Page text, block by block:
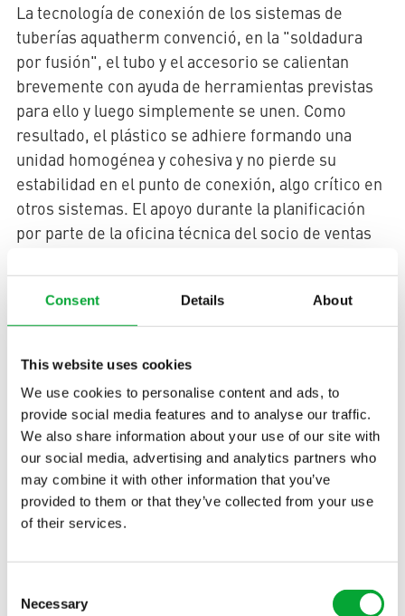
Consent Details About
This website uses cookies
We use cookies to personalise content and ads, to
provide social media features and to analyse our traffic.
We also share information about your use of our site with
our social media, advertising and analytics partners who
may combine it with other information that you’ve
provided to them or that they’ve collected from your use
of their services.
Selection
Necessary
La tecnología de conexión de los sistemas de
tuberías aquatherm convenció, en la "soldadura
por fusión", el tubo y el accesorio se calientan
brevemente con ayuda de herramientas previstas
para ello y luego simplemente se unen. Como
resultado, el plástico se adhiere formando una
unidad homogénea y cohesiva y no pierde su
estabilidad en el punto de conexión, algo crítico en
otros sistemas. El apoyo durante la planificación
por parte de la oficina técnica del socio de ventas
buena disponibilidad del producto también fueron
decisivos para la decisión a favor de los tres
sistemas de tuberías.
En la zona de agua potable se instaló un total de
cinco kilómetros deaquatherm greenen
dimensiones de 20 a 160 milímetros. La calidad del
agua potable se mantiene permanentemente con
este sistema de tuberías higiénicamente perfecto
e inodoro e insípido. Las tuberías aquatherm green
no sólo son resistentes a la corrosión, sino también
demostrado su idoneidad técnica en décadas de
aplicación en todo el mundo.